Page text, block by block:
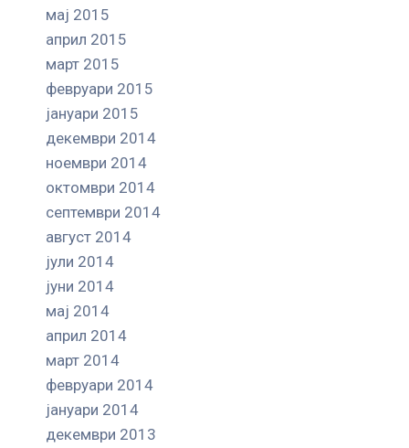
мај 2015
април 2015
март 2015
февруари 2015
јануари 2015
декември 2014
ноември 2014
октомври 2014
септември 2014
август 2014
јули 2014
јуни 2014
мај 2014
април 2014
март 2014
февруари 2014
јануари 2014
декември 2013